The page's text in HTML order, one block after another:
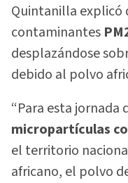
Quintanilla explicó
contaminantes
desplazándose
debido al polvo
“Para esta jornada
micropartículas
el territorio
africano, el polvo